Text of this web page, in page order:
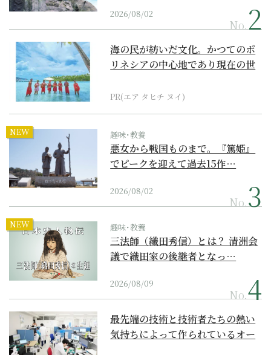
2026/08/02
No.
海の民が紡いだ文化。かつてのポ
リネシアの中心地であり現在の世
PR(エア タヒチ ヌイ)
NEW 趣味･教養
悪女から戦国ものまで。『篤姫』
でピークを迎えて過去15作…
2026/08/02
No.
NEW 趣味･教養
三法師（織田秀信）とは？ 清洲会
議で織田家の後継者となっ…
2026/08/09
No.
最先端の技術と技術者たちの熱い
気持ちによって作られているオー